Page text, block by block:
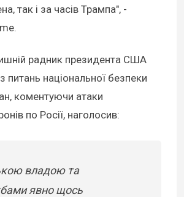
так і за часів Трампа", -
радник президента США
національної безпеки
коментуючи атаки
по Росії, наголосив:
владою та
явно щось